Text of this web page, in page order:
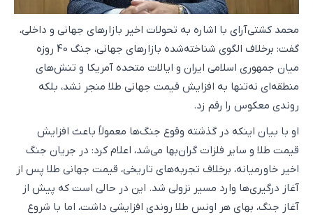
محمد کشتی‌آرای با اشاره به تحولات اخیر بازارهای جهانی و داخلی،
گفت: برخلاف الگوی شناخته‌شده بازارهای جهانی، جنگ‌ 40 روزه
میان جمهوری اسلامی ایران و ایالات متحده آمریکا و تنش‌های
منطقه‌ای نه‌تنها به افزایش قیمت جهانی طلا منجر نشد، بلکه
روندی معکوس را رقم زد.
او با بیان اینکه در گذشته وقوع جنگ‌ها معمولاً باعث افزایش
قیمت طلا و سایر فلزات گران‌بها می‌شد، اعلام کرد: در جریان جنگ
اخیر خاورمیانه، برخلاف تجربه‌های تاریخی، قیمت جهانی طلا پس از
آغاز درگیری‌ها وارد مسیر نزولی شد. این در حالی است که پیش از
آغاز جنگ، بهای هر اونس طلا روندی افزایشی داشت، اما با شروع